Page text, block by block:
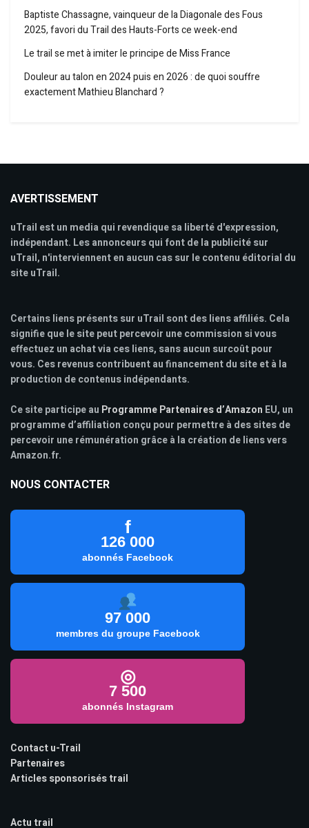
Baptiste Chassagne, vainqueur de la Diagonale des Fous
2025, favori du Trail des Hauts-Forts ce week-end
Le trail se met à imiter le principe de Miss France
Douleur au talon en 2024 puis en 2026 : de quoi souffre
exactement Mathieu Blanchard ?
AVERTISSEMENT
uTrail est un media qui revendique sa liberté d'expression,
indépendant. Les annonceurs qui font de la publicité sur
uTrail, n'interviennent en aucun cas sur le contenu éditorial du
site uTrail.
Certains liens présents sur uTrail sont des liens affiliés. Cela
signifie que le site peut percevoir une commission si vous
effectuez un achat via ces liens, sans aucun surcoût pour
vous. Ces revenus contribuent au financement du site et à la
production de contenus indépendants.
Ce site participe au Programme Partenaires d’Amazon EU, un
programme d’affiliation conçu pour permettre à des sites de
percevoir une rémunération grâce à la création de liens vers
Amazon.fr.
NOUS CONTACTER
f
126 000
abonnés Facebook
97 000
membres du groupe Facebook
◎
7 500
abonnés Instagram
Contact u-Trail
Partenaires
Articles sponsorisés trail
Actu trail